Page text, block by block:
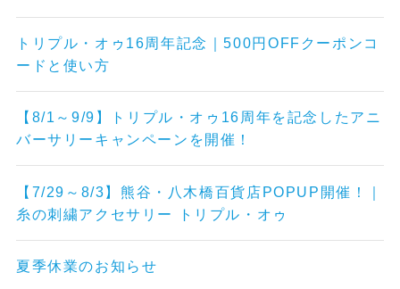
トリプル・オゥ16周年記念｜500円OFFクーポンコ
ードと使い方
【8/1～9/9】トリプル・オゥ16周年を記念したアニ
バーサリーキャンペーンを開催！
【7/29～8/3】熊谷・八木橋百貨店POPUP開催！｜
糸の刺繍アクセサリー トリプル・オゥ
夏季休業のお知らせ